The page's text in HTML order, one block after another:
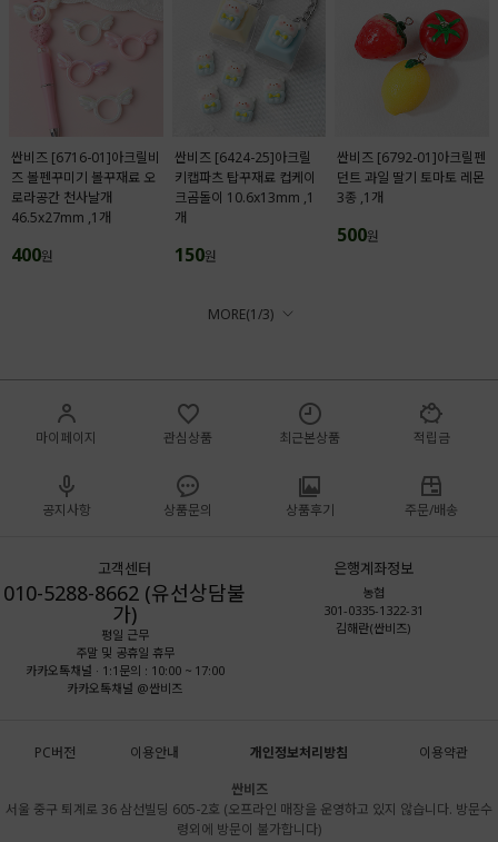
싼비즈 [6716-01]아크릴비
즈 볼펜꾸미기 볼꾸재료 오
로라공간 천사날개
46.5x27mm ,1개
400원
싼비즈 [6424-25]아크릴
키캡파츠 탑꾸재료 컵케이
크곰돌이 10.6x13mm ,1
개
150원
싼비즈 [6792-01]아크릴펜
던트 과일 딸기 토마토 레몬
3종 ,1개
500원
MORE(1/3)
마이페이지 관심상품 최근본상품 적립금
공지사항 상품문의 상품후기 주문/배송
고객센터
010-5288-8662 (유선상담불
가)
평일 근무
주말 및 공휴일 휴무
카카오톡채널 · 1:1문의 : 10:00 ~ 17:00
카카오톡채널 @싼비즈
은행계좌정보
농협
301-0335-1322-31
김해란(싼비즈)
PC버전 이용안내 개인정보처리방침
이용약관
싼비즈
서울 중구 퇴계로 36 삼선빌딩 605-2호 (오프라인 매장을 운영하고 있지 않습니다. 방문수
령외에 방문이 불가합니다)